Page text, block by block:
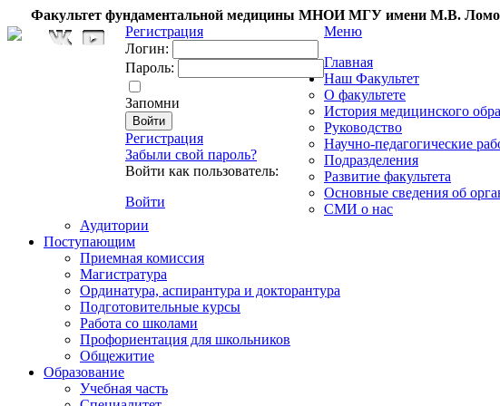
Факультет фундаментальной медицины МНОИ МГУ имени М.В.
Регистрация
Логин:
Пароль:
Запомни
Регистрация
Забыли свой пароль?
Войти как пользователь:
Войти
Меню
Главная
Наш Факультет
О факультете
История медицинского
Руководство
Научно-педагогические
Подразделения
Развитие факультета
Основные сведения об
СМИ о нас
Аудитории
Поступающим
Приемная комиссия
Магистратура
Ординатура, аспирантура и докторантура
Подготовительные курсы
Работа со школами
Профориентация для школьников
Общежитие
Образование
Учебная часть